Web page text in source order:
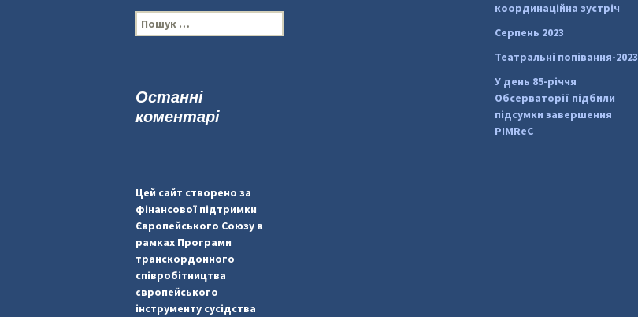
П
о
:
координаційна зустріч
Серпень 2023
Театральні попівання-2023
У день 85-річчя
Обсерваторії підбили
підсумки завершення
PIMReC
Останні
коментарі
Цей сайт створено за
фінансової підтримки
Європейського Союзу в
рамках Програми
транскордонного
співробітництва
європейського
інструменту сусідства